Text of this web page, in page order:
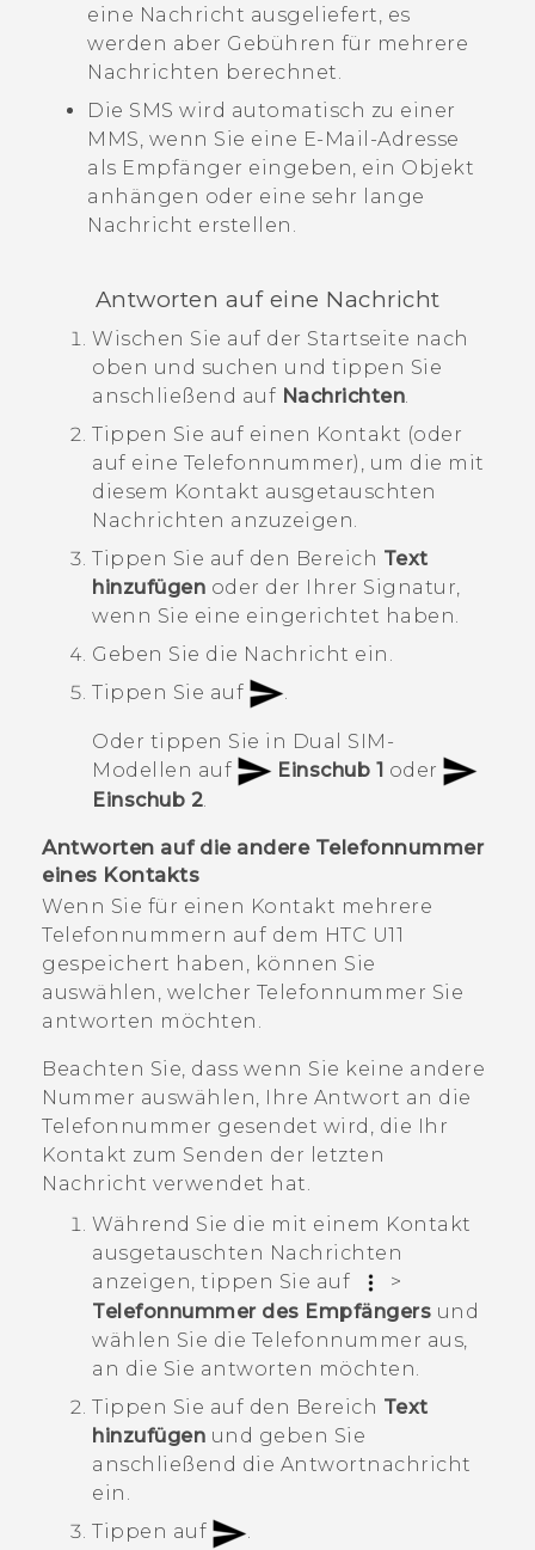
eine Nachricht ausgeliefert, es
werden aber Gebühren für mehrere
Nachrichten berechnet.
Die SMS wird automatisch zu einer
MMS, wenn Sie eine E-Mail-Adresse
als Empfänger eingeben, ein Objekt
anhängen oder eine sehr lange
Nachricht erstellen.
Antworten auf eine Nachricht
Wischen Sie auf der Startseite nach
oben und suchen und tippen Sie
anschließend auf Nachrichten
Tippen Sie auf einen Kontakt (oder
auf eine Telefonnummer), um die mit
diesem Kontakt ausgetauschten
Nachrichten anzuzeigen.
Tippen Sie auf den Bereich Text
hinzufügen oder der Ihrer Signatur,
wenn Sie eine eingerichtet haben.
Geben Sie die Nachricht ein.
Tippen Sie auf
Oder tippen Sie in Dual SIM-
Modellen auf
Einschub 1 oder
Einschub 2.
Antworten auf die andere Telefonnummer
eines Kontakts
Wenn Sie für einen Kontakt mehrere
Telefonnummern auf dem HTC U11
gespeichert haben, können Sie
auswählen, welcher Telefonnummer Sie
antworten möchten.
Beachten Sie, dass wenn Sie keine andere
Nummer auswählen, Ihre Antwort an die
Telefonnummer gesendet wird, die Ihr
Kontakt zum Senden der letzten
Nachricht verwendet hat.
Während Sie die mit einem Kontakt
ausgetauschten Nachrichten
anzeigen, tippen Sie auf
>
Telefonnummer des Empfängers und
wählen Sie die Telefonnummer aus,
an die Sie antworten möchten.
Tippen Sie auf den Bereich Text
hinzufügen und geben Sie
anschließend die Antwortnachricht
ein.
Tippen auf
.